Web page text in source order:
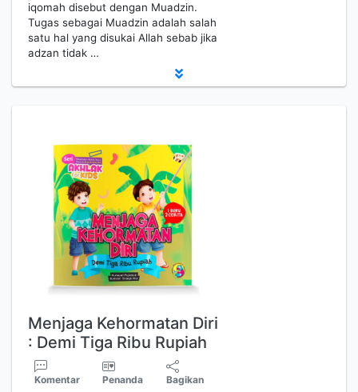
iqomah disebut dengan Muadzin.
Tugas sebagai Muadzin adalah salah
satu hal yang disukai Allah sebab jika
adzan tidak …
Menjaga Kehormatan Diri
: Demi Tiga Ribu Rupiah
Komentar Penanda Bagikan